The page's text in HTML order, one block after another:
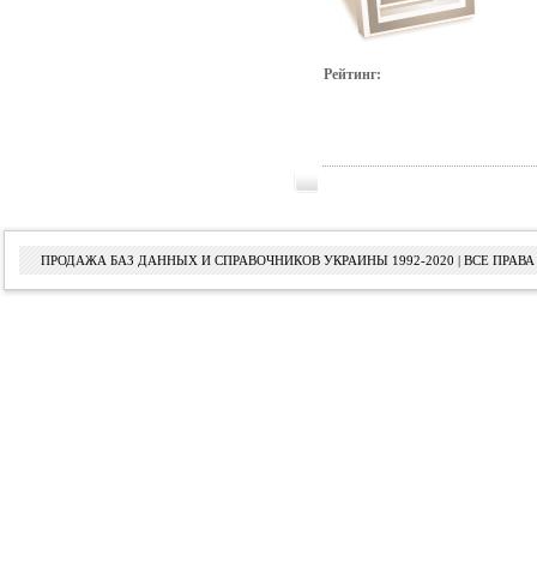
Рейтинг:
ПРОДАЖА БАЗ ДАННЫХ И СПРАВОЧНИКОВ УКРАИНЫ 1992-2020 | ВСЕ